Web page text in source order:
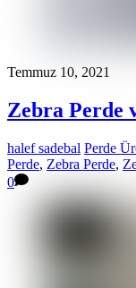
Temmuz 10, 2021
Zebra Perde
halef sadebal Perde
Perde, Zebra Perde,
0